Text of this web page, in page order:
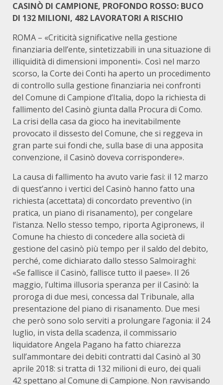
CASINÒ DI CAMPIONE, PROFONDO ROSSO: BUCO
DI 132 MILIONI, 482 LAVORATORI A RISCHIO
ROMA – «Criticità significative nella gestione
finanziaria dell’ente, sintetizzabili in una situazione di
illiquidità di dimensioni imponenti». Così nel marzo
scorso, la Corte dei Conti ha aperto un procedimento
di controllo sulla gestione finanziaria nei confronti
del Comune di Campione d’Italia, dopo la richiesta di
fallimento del Casinò giunta dalla Procura di Como.
La crisi della casa da gioco ha inevitabilmente
provocato il dissesto del Comune, che si reggeva in
gran parte sui fondi che, sulla base di una apposita
convenzione, il Casinò doveva corrispondere».
La causa di fallimento ha avuto varie fasi: il 12 marzo
di quest’anno i vertici del Casinò hanno fatto una
richiesta (accettata) di concordato preventivo (in
pratica, un piano di risanamento), per congelare
l’istanza. Nello stesso tempo, riporta Agipronews, il
Comune ha chiesto di concedere alla società di
gestione del casinò più tempo per il saldo del debito,
perché, come dichiarato dallo stesso Salmoiraghi:
«Se fallisce il Casinò, fallisce tutto il paese». Il 26
maggio, l’ultima illusoria speranza per il Casinò: la
proroga di due mesi, concessa dal Tribunale, alla
presentazione del piano di risanamento. Due mesi
che però sono solo serviti a prolungare l’agonia: il 24
luglio, in vista della scadenza, il commissario
liquidatore Angela Pagano ha fatto chiarezza
sull’ammontare dei debiti contratti dal Casinò al 30
aprile 2018: si tratta di 132 milioni di euro, dei quali
42 spettano al Comune di Campione. Non ravvisando